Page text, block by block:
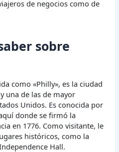
de negocios como de
sobre
como «Philly», es la ciudad
una de las de mayor
Unidos. Es conocida por
donde se firmó la
en 1776. Como visitante, le
históricos, como la
Hall.